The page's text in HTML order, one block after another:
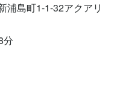
浦島町1-1-32アクアリ
分